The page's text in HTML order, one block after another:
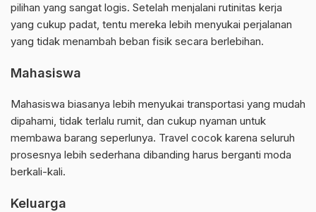
pilihan yang sangat logis. Setelah menjalani rutinitas kerja
yang cukup padat, tentu mereka lebih menyukai perjalanan
yang tidak menambah beban fisik secara berlebihan.
Mahasiswa
Mahasiswa biasanya lebih menyukai transportasi yang mudah
dipahami, tidak terlalu rumit, dan cukup nyaman untuk
membawa barang seperlunya. Travel cocok karena seluruh
prosesnya lebih sederhana dibanding harus berganti moda
berkali-kali.
Keluarga